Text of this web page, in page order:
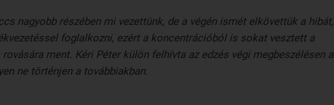
nagyobb részében mi vezettünk, de a végén ismét elkövettük a hibát,
foglalkozni, ezért a koncentrációból is sokat vesztett a
ment. Kéri Péter külön felhívta az edzés végi megbeszélésen a
ne történjen a továbbiakban.